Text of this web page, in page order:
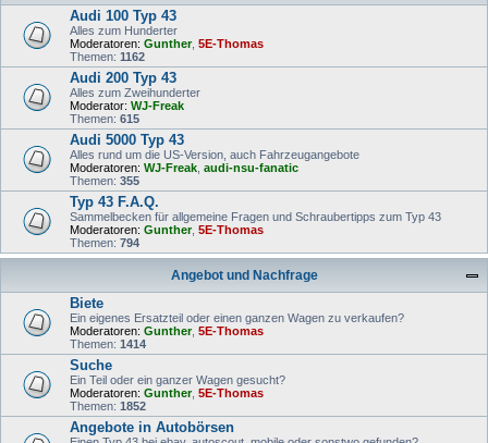
Audi 100 Typ 43
Alles zum Hunderter
Moderatoren: Gunther, 5E-Thomas
Themen: 1162
Audi 200 Typ 43
Alles zum Zweihunderter
Moderator: WJ-Freak
Themen: 615
Audi 5000 Typ 43
Alles rund um die US-Version, auch Fahrzeugangebote
Moderatoren: WJ-Freak audi-nsu-fanatic
Themen: 355
Typ 43 F.A.Q.
Sammelbecken für allgemeine Fragen und Schraubertipps zum Typ 43
Moderatoren: Gunther, 5E-Thomas
Themen: 794
Angebot und Nachfrage
Biete
Ein eigenes Ersatzteil oder einen ganzen Wagen zu verkaufen?
Moderatoren: Gunther, 5E-Thomas
Themen: 1414
Suche
Ein Teil oder ein ganzer Wagen gesucht?
Moderatoren: Gunther, 5E-Thomas
Themen: 1852
Angebote in Autobörsen